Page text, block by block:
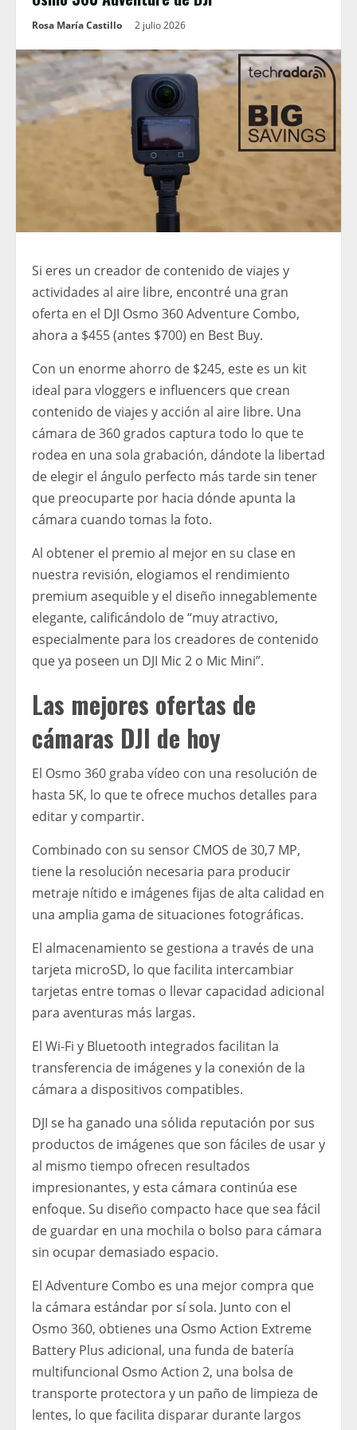
Rosa María Castillo 2 julio 2026
Si eres un creador de contenido de viajes y
actividades al aire libre, encontré una gran
oferta en el DJI Osmo 360 Adventure Combo,
ahora a $455 (antes $700) en Best Buy.
Con un enorme ahorro de $245, este es un kit
ideal para vloggers e influencers que crean
contenido de viajes y acción al aire libre. Una
cámara de 360 ​​grados captura todo lo que te
rodea en una sola grabación, dándote la libertad
de elegir el ángulo perfecto más tarde sin tener
que preocuparte por hacia dónde apunta la
cámara cuando tomas la foto.
Al obtener el premio al mejor en su clase en
nuestra revisión, elogiamos el rendimiento
premium asequible y el diseño innegablemente
elegante, calificándolo de “muy atractivo,
especialmente para los creadores de contenido
que ya poseen un DJI Mic 2 o Mic Mini”.
Las mejores ofertas de
cámaras DJI de hoy
El Osmo 360 graba vídeo con una resolución de
hasta 5K, lo que te ofrece muchos detalles para
editar y compartir.
Combinado con su sensor CMOS de 30,7 MP,
tiene la resolución necesaria para producir
metraje nítido e imágenes fijas de alta calidad en
una amplia gama de situaciones fotográficas.
El almacenamiento se gestiona a través de una
tarjeta microSD, lo que facilita intercambiar
tarjetas entre tomas o llevar capacidad adicional
para aventuras más largas.
El Wi-Fi y Bluetooth integrados facilitan la
transferencia de imágenes y la conexión de la
cámara a dispositivos compatibles.
DJI se ha ganado una sólida reputación por sus
productos de imágenes que son fáciles de usar y
al mismo tiempo ofrecen resultados
impresionantes, y esta cámara continúa ese
enfoque. Su diseño compacto hace que sea fácil
de guardar en una mochila o bolso para cámara
sin ocupar demasiado espacio.
El Adventure Combo es una mejor compra que
la cámara estándar por sí sola. Junto con el
Osmo 360, obtienes una Osmo Action Extreme
Battery Plus adicional, una funda de batería
multifuncional Osmo Action 2, una bolsa de
transporte protectora y un paño de limpieza de
lentes, lo que facilita disparar durante largos